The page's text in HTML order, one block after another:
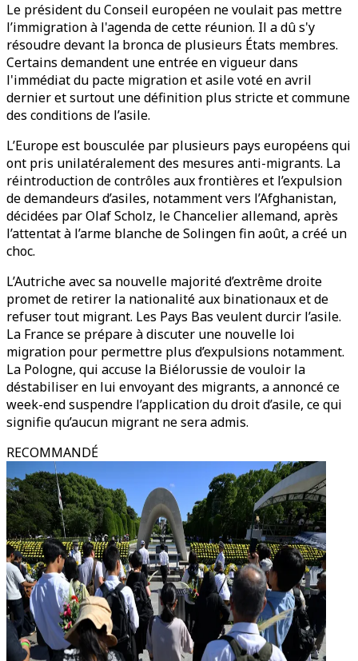
Le président du Conseil européen ne voulait pas mettre
l’immigration à l'agenda de cette réunion. Il a dû s'y
résoudre devant la bronca de plusieurs États membres.
Certains demandent une entrée en vigueur dans
l'immédiat du pacte migration et asile voté en avril
dernier et surtout une définition plus stricte et commune
des conditions de l’asile.
L’Europe est bousculée par plusieurs pays européens qui
ont pris unilatéralement des mesures anti-migrants. La
réintroduction de contrôles aux frontières et l’expulsion
de demandeurs d’asiles, notamment vers l’Afghanistan,
décidées par Olaf Scholz, le Chancelier allemand, après
l’attentat à l’arme blanche de Solingen fin août, a créé un
choc.
L’Autriche avec sa nouvelle majorité d’extrême droite
promet de retirer la nationalité aux binationaux et de
refuser tout migrant. Les Pays Bas veulent durcir l’asile.
La France se prépare à discuter une nouvelle loi
migration pour permettre plus d’expulsions notamment.
La Pologne, qui accuse la Biélorussie de vouloir la
déstabiliser en lui envoyant des migrants, a annoncé ce
week-end suspendre l’application du droit d’asile, ce qui
signifie qu’aucun migrant ne sera admis.
RECOMMANDÉ